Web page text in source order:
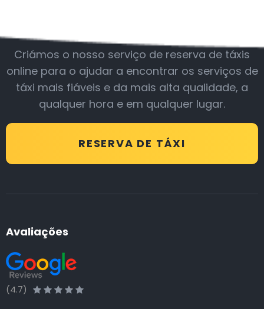
Criámos o nosso serviço de reserva de táxis
online para o ajudar a encontrar os serviços de
táxi mais fiáveis e da mais alta qualidade, a
qualquer hora e em qualquer lugar.
RESERVA DE TÁXI
Avaliações
(4.7)